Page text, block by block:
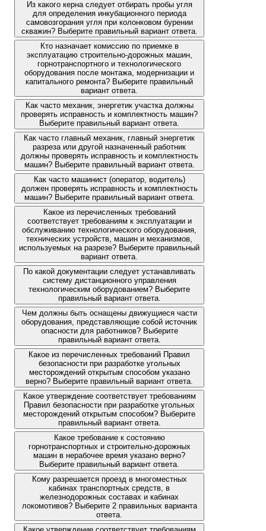
Из какого керна следует отбирать пробы угля
для определения инкубационного периода
самовозгорания угля при колонковом бурении
скважин? Выберите правильный вариант ответа.
Кто назначает комиссию по приемке в
эксплуатацию строительно-дорожных машин,
горнотранспортного и технологического
оборудования после монтажа, модернизации и
капитального ремонта? Выберите правильный
вариант ответа.
Как часто механик, энергетик участка должны
проверять исправность и комплектность машин?
Выберите правильный вариант ответа.
Как часто главный механик, главный энергетик
разреза или другой назначенный работник
должны проверять исправность и комплектность
машин? Выберите правильный вариант ответа.
Как часто машинист (оператор, водитель)
должен проверять исправность и комплектность
машин? Выберите правильный вариант ответа.
Какое из перечисленных требований
соответствует требованиям к эксплуатации и
обслуживанию технологического оборудования,
технических устройств, машин и механизмов,
используемых на разрезе? Выберите правильный
вариант ответа.
По какой документации следует устанавливать
систему дистанционного управления
технологическим оборудованием? Выберите
правильный вариант ответа.
Чем должны быть оснащены движущиеся части
оборудования, представляющие собой источник
опасности для работников? Выберите
правильный вариант ответа.
Какое из перечисленных требований Правил
безопасности при разработке угольных
месторождений открытым способом указано
верно? Выберите правильный вариант ответа.
Какое утверждение соответствует требованиям
Правил безопасности при разработке угольных
месторождений открытым способом? Выберите
правильный вариант ответа.
Какое требование к состоянию
горнотранспортных и строительно-дорожных
машин в нерабочее время указано верно?
Выберите правильный вариант ответа.
Кому разрешается проезд в многоместных
кабинах транспортных средств, в
железнодорожных составах и кабинах
локомотивов? Выберите 2 правильных варианта
ответа.